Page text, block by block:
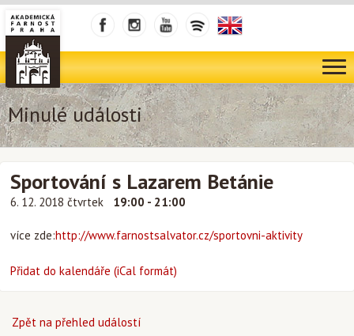
Minulé události
Sportování s Lazarem Betánie
6. 12. 2018 čtvrtek 19:00 - 21:00
více zde:http://www.farnostsalvator.cz/sportovni-aktivity
Přidat do kalendáře (iCal formát)
Zpět na přehled událostí